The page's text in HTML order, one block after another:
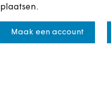
plaatsen.
Maak een account